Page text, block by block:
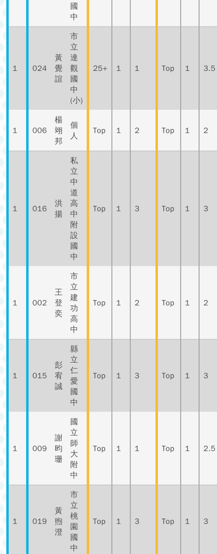
國
中
1 024
黃
覺
誼
市
立
達
觀
國
中
(小)
25+ 1 1 Top 1 3.5
1 006
楊
翊
邦
個
人
Top 1 2 Top 1 2
1 016
洪
揚
私
立
中
道
高
中
附
設
國
中
Top 1 3 Top 1 3
1 002
王
登
奕
市
立
建
功
高
中
Top 1 2 Top 1 2
1 015
彭
宥
誠
縣
立
仁
愛
國
中
Top 1 3 Top 1 3
1 009
謝
昀
珊
國
立
師
大
附
中
Top 1 1 Top 1 2.5
1 019
黃
煦
澄
市
立
桃
園
國
中
Top 1 3 Top 1 3